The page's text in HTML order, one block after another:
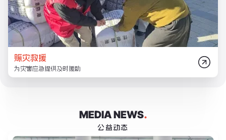
赈灾救援
为灾害应急提供及时援助
MEDIA NEWS.
公益动态